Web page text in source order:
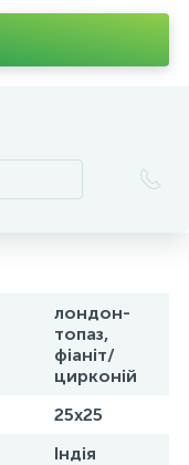
лондон-
топаз,
фіаніт/
цирконій
25х25
Індія